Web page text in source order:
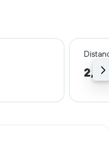
2,6